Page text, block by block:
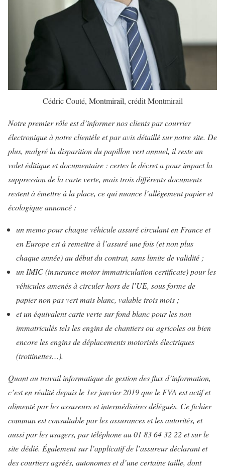
Cédric Couté, Montmirail, crédit Montmirail
Notre premier rôle est d’informer nos clients par courrier
électronique à notre clientèle et par avis détaillé sur notre site. De
plus, malgré la disparition du papillon vert annuel, il reste un
volet éditique et documentaire : certes le décret a pour impact la
suppression de la carte verte, mais trois différents documents
restent à émettre à la place, ce qui nuance l’allègement papier et
écologique annoncé :
un memo pour chaque véhicule assuré circulant en France et
en Europe est à remettre à l’assuré une fois (et non plus
chaque année) au début du contrat, sans limite de validité ;
un IMIC (insurance motor immatriculation certificate) pour les
véhicules amenés à circuler hors de l’UE, sous forme de
papier non pas vert mais blanc, valable trois mois ;
et un équivalent carte verte sur fond blanc pour les non
immatriculés tels les engins de chantiers ou agricoles ou bien
encore les engins de déplacements motorisés électriques
(trottinettes…).
Quant au travail informatique de gestion des flux d’information,
c’est en réalité depuis le 1er janvier 2019 que le FVA est actif et
alimenté par les assureurs et intermédiaires délégués. Ce fichier
commun est consultable par les assurances et les autorités, et
aussi par les usagers, par téléphone au 01 83 64 32 22 et sur le
site dédié. Également sur l’applicatif de l’assureur déclarant et
des courtiers agréés, autonomes et d’une certaine taille, dont